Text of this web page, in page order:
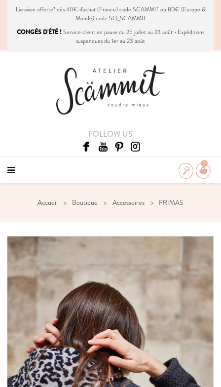
Livraison offerte* dès 40€ d'achat (France) code SCAMMIT ou 80€ (Europe &
Monde) code SO_SCAMMIT
CONGÉS D'ÉTÉ !Service client en pause du 25 juillet au 23 août • Expéditions
suspendues du 1er au 23 août
FOLLOW US
0
Accueil Boutique Accessoires FRIMAS